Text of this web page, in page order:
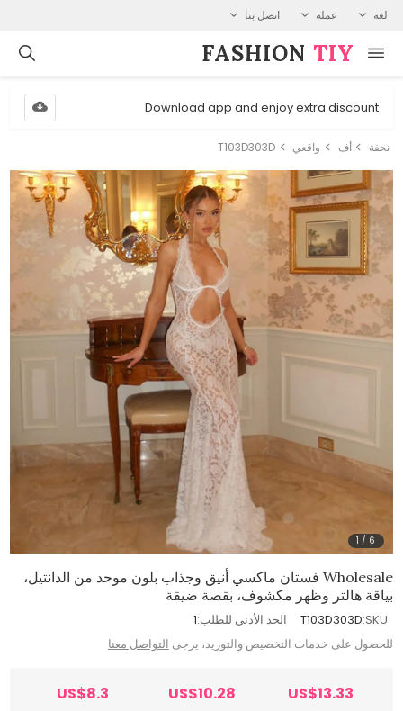
لغة عملة اتصل بنا
FASHION⁠ TIY
Download app and enjoy extra discount
نحفة أف واقعي T103D303D
1 / 6
Wholesale فستان ماكسي أنيق وجذاب بلون موحد من الدانتيل،
بياقة هالتر وظهر مكشوف، بقصة ضيقة
SKU:
T103D303D الحد الأدنى للطلب:1
للحصول على خدمات التخصيص والتوريد، يرجى التواصل معنا
US$13.33
US$10.28
US$8.3